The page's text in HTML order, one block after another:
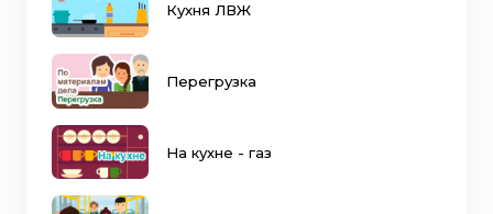
Кухня ЛВЖ
Перегрузка
На кухне - газ